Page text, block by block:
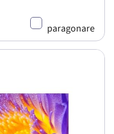
paragonare